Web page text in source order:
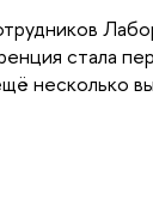
стала
несколько